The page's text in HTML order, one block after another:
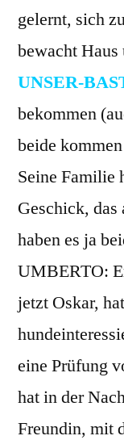
gelernt, sich
bewacht
UNSER-
bekommen
beide
Seine Familie
Geschick, das
haben es ja
UMBERTO:
jetzt Oskar,
eine Prüfung
hat in der
Freundin, mit